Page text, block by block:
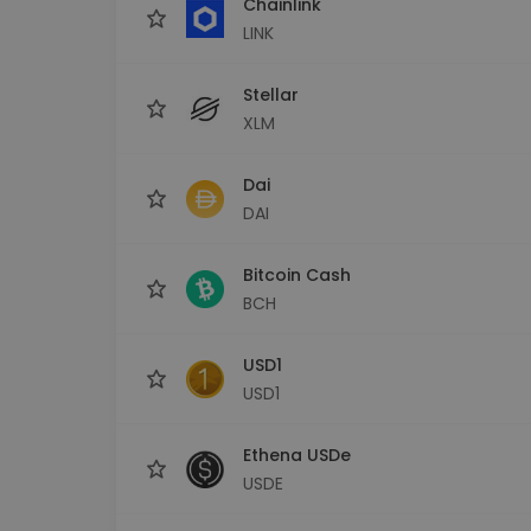
LINK
Stellar
XLM
Dai
DAI
Bitcoin Cash
BCH
USD1
USD1
Ethena USDe
USDE